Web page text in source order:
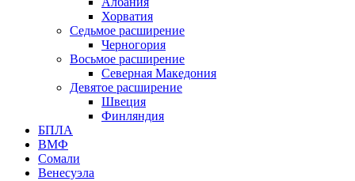
Хорватия
Седьмое расширение
Черногория
Восьмое расширение
Северная Македония
Девятое расширение
Швеция
Финляндия
БПЛА
ВМФ
Сомали
Венесуэла